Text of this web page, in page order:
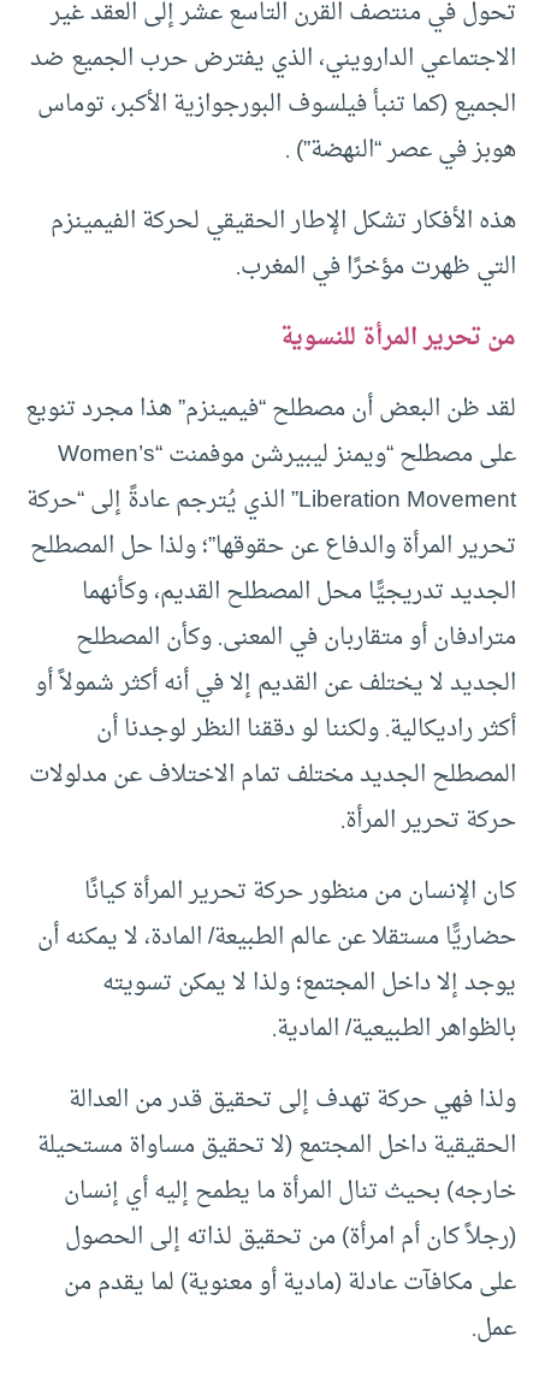
تحول في منتصف القرن التاسع عشر إلى العقد غير
الاجتماعي الدارويني، الذي يفترض حرب الجميع ضد
الجميع (كما تنبأ فيلسوف البورجوازية الأكبر، توماس
هوبز في عصر “النهضة”) .
هذه الأفكار تشكل الإطار الحقيقي لحركة الفيمينزم
التي ظهرت مؤخرًا في المغرب.
من تحرير المرأة للنسوية
لقد ظن البعض أن مصطلح “فيمينزم” هذا مجرد تنويع
على مصطلح “ويمنز ليبيرشن موفمنت “Women’s
Liberation Movement” الذي يُترجم عادةً إلى “حركة
تحرير المرأة والدفاع عن حقوقها”؛ ولذا حل المصطلح
الجديد تدريجيًّا محل المصطلح القديم، وكأنهما
مترادفان أو متقاربان في المعنى. وكأن المصطلح
الجديد لا يختلف عن القديم إلا في أنه أكثر شمولاً أو
أكثر راديكالية. ولكننا لو دققنا النظر لوجدنا أن
المصطلح الجديد مختلف تمام الاختلاف عن مدلولات
حركة تحرير المرأة.
كان الإنسان من منظور حركة تحرير المرأة كيانًا
حضاريًّا مستقلا عن عالم الطبيعة/ المادة، لا يمكنه أن
يوجد إلا داخل المجتمع؛ ولذا لا يمكن تسويته
بالظواهر الطبيعية/ المادية.
ولذا فهي حركة تهدف إلى تحقيق قدر من العدالة
الحقيقية داخل المجتمع (لا تحقيق مساواة مستحيلة
خارجه) بحيث تنال المرأة ما يطمح إليه أي إنسان
(رجلاً كان أم امرأة) من تحقيق لذاته إلى الحصول
على مكافآت عادلة (مادية أو معنوية) لما يقدم من
عمل.